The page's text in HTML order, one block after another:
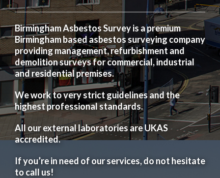
Birmingham Asbestos Survey is a premium
Birmingham based asbestos surveying company
providing management, refurbishment and
demolition surveys for commercial, industrial
and residential premises.
We work to very strict guidelines and the
highest professional standards.
All our external laboratories are UKAS
accredited.
If you’re in need of our services, do not hesitate
to call us!